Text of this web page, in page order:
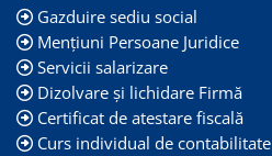
Gazduire sediu social
Mențiuni Persoane Juridice
Servicii salarizare
Dizolvare și lichidare Firmă
Certificat de atestare fiscală
Curs individual de contabilitate